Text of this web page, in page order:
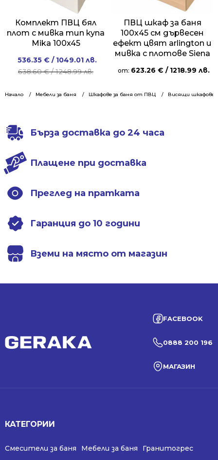
Начало Мебели за баня Шкафове за баня от ПВЦ Висящи шкафове
Комплект ПВЦ бял
плот с мивка тип купа
Mika 100x45
638.60€/ 1248.99 лв.
Original
price
638.60 €
536.35 € / 1049.01 лв.
Current
price
536.35 €
ПВЦ шкаф за баня
100х45 см дървесен
ефект цвят arlington и
мивка с плотове Siena
от: 623.26 € / 1218.99 лв.
Бърза доставка до 24 часа
Плащене при доставка
Преглед на пратката
Гаранция до 10 години
Вземи на място от магазин
FACEBOOK
0888 200 196
МАГАЗИН
КАТЕГОРИИ
Смесители за баня Мебели за баня
Гранитогрес